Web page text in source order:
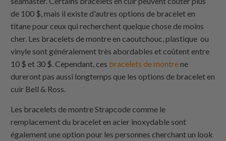
de 100 $, mais il existe d'autres options de bracelet en
titane pour ceux qui recherchent quelque chose de moins
cher. Les bracelets de montre en caoutchouc, plastique ou
vinyle sont généralement très abordables et coûtent entre
10 $ et 30 $. Cependant, ces bracelets de montrene
dureront pas aussi longtemps que les options de bracelet en
cuir Bell & Ross.
Les bracelets de montre Strapcode comme le
remplacement du bracelet en acier inoxydable sont
également une option pour les personnes cherchant un look